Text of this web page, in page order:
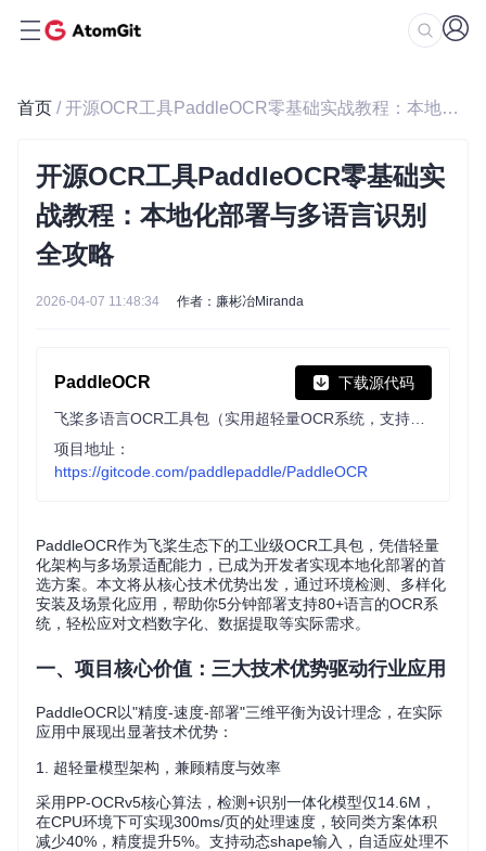
首页 / 开源OCR工具PaddleOCR零基础实战教程：本地化部署与多语言识别全攻略
开源OCR工具PaddleOCR零基础实
战教程：本地化部署与多语言识别
全攻略
2026-04-07 11:48:34 作者：廉彬冶Miranda
PaddleOCR 下载源代码
项目地址：
https://gitcode.com/paddlepaddle/PaddleOCR
PaddleOCR作为飞桨生态下的工业级OCR工具包，凭借轻量
化架构与多场景适配能力，已成为开发者实现本地化部署的首
选方案。本文将从核心技术优势出发，通过环境检测、多样化
安装及场景化应用，帮助你5分钟部署支持80+语言的OCR系
统，轻松应对文档数字化、数据提取等实际需求。
一、项目核心价值：三大技术优势驱动行业应用
PaddleOCR以"精度-速度-部署"三维平衡为设计理念，在实际
应用中展现出显著技术优势：
1. 超轻量模型架构，兼顾精度与效率
采用PP-OCRv5核心算法，检测+识别一体化模型仅14.6M，
在CPU环境下可实现300ms/页的处理速度，较同类方案体积
减少40%，精度提升5%。支持动态shape输入，自适应处理不